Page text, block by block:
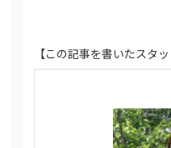
【この記事を書いたスタッ